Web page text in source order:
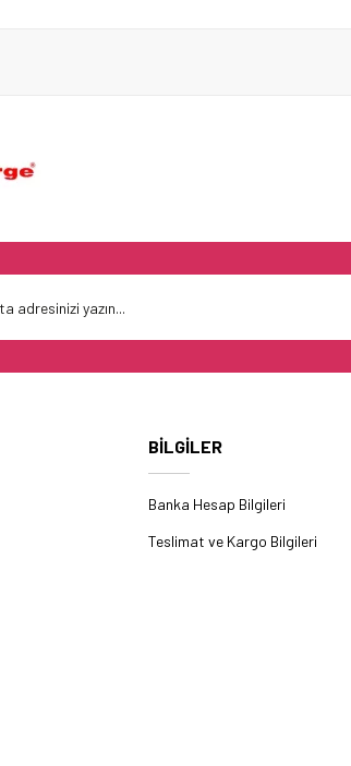
BİLGİLER
Banka Hesap Bilgileri
Teslimat ve Kargo Bilgileri